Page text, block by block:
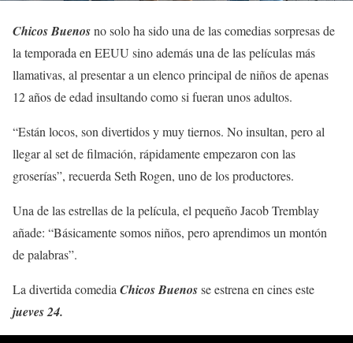
Chicos Buenosno solo ha sido una de las comedias sorpresas de
la temporada en EEUU sino además una de las películas más
llamativas, al presentar a un elenco principal de niños de apenas
12 años de edad insultando como si fueran unos adultos.
“Están locos, son divertidos y muy tiernos. No insultan, pero al
llegar al set de filmación, rápidamente empezaron con las
groserías”, recuerda Seth Rogen, uno de los productores.
Una de las estrellas de la película, el pequeño Jacob Tremblay
añade: “Básicamente somos niños, pero aprendimos un montón
de palabras”.
La divertida comedia Chicos Buenosse estrena en cines este
jueves 24.